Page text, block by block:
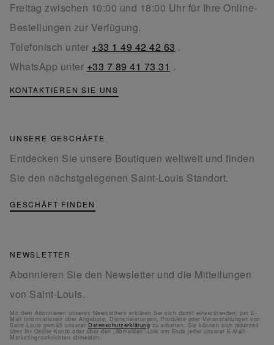
Freitag zwischen 10:00 und 18:00 Uhr für Ihre Online-
Bestellungen zur Verfügung.
Telefonisch unter +33 1 49 42 42 63 .
WhatsApp unter +33 7 89 41 73 31 .
KONTAKTIEREN SIE UNS
UNSERE GESCHÄFTE
Entdecken Sie unsere Boutiquen weltweit und finden
Sie den nächstgelegenen Saint-Louis Standort.
GESCHÄFT FINDEN
NEWSLETTER
Abonnieren Sie den Newsletter und die Mitteilungen
von Saint-Louis.
Mit dem Abonnieren unseres Newsletters erklären Sie sich damit einverstanden, per E-
Mail Informationen über Angebote, Dienstleistungen, Produkte oder Veranstaltungen von
Saint-Louis gemäß unserer Datenschutzerklärung zu erhalten. Sie können sich jederzeit
über Ihr Online-Konto oder über den „Abmelden“-Link am Ende jeder unserer E-Mail-
Marketingnachrichten abmelden.